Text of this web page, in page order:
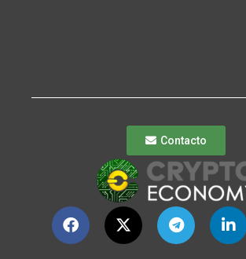
Contacto